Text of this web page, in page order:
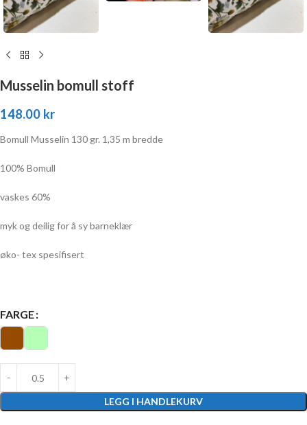
Musselin bomull stoff
148.00 kr
Bomull Musselin 130 gr. 1,35 m bredde
100% Bomull
vaskes 60%
myk og deilig for å sy barneklær
øko- tex spesifisert
FARGE
LEGG I HANDLEKURV